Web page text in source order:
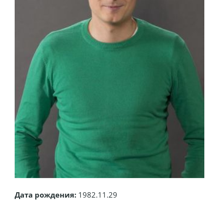
Дата рождения: 1982.11.29